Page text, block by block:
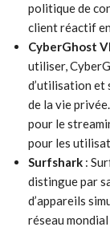
politique de
client réactif
CyberGhost
utiliser,
d’utilisation et
de la vie
pour le
pour les
Surfshark :
distingue par
d’appareils
réseau